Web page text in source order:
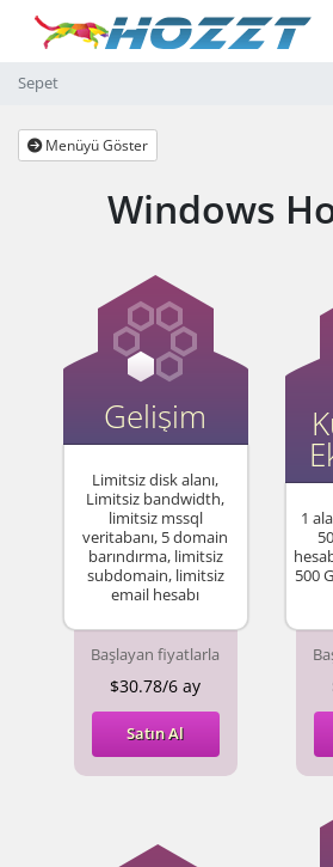
Sepet
Menüyü Göster
Windows
Gelişim
Limitsiz disk alanı,
Limitsiz bandwidth,
limitsiz mssql
veritabanı, 5 domain
barındırma, limitsiz
subdomain, limitsiz
email hesabı
Başlayan fiyatlarla
$30.78/6 ay
Satın Al
1
500